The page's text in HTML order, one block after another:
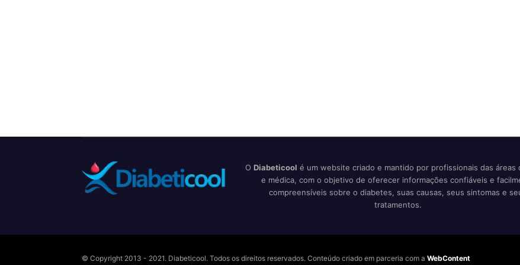
O Diabeticool é um website criado e mantido por profissionais das áreas
e médica, com o objetivo de oferecer informações confiáveis e
compreensíveis sobre o diabetes, suas causas, seus sintomas e
tratamentos.
© Copyright 2013 - 2021. Diabeticool. Todos os direitos reservados. Conteúdo criado em parceria com a WebContent